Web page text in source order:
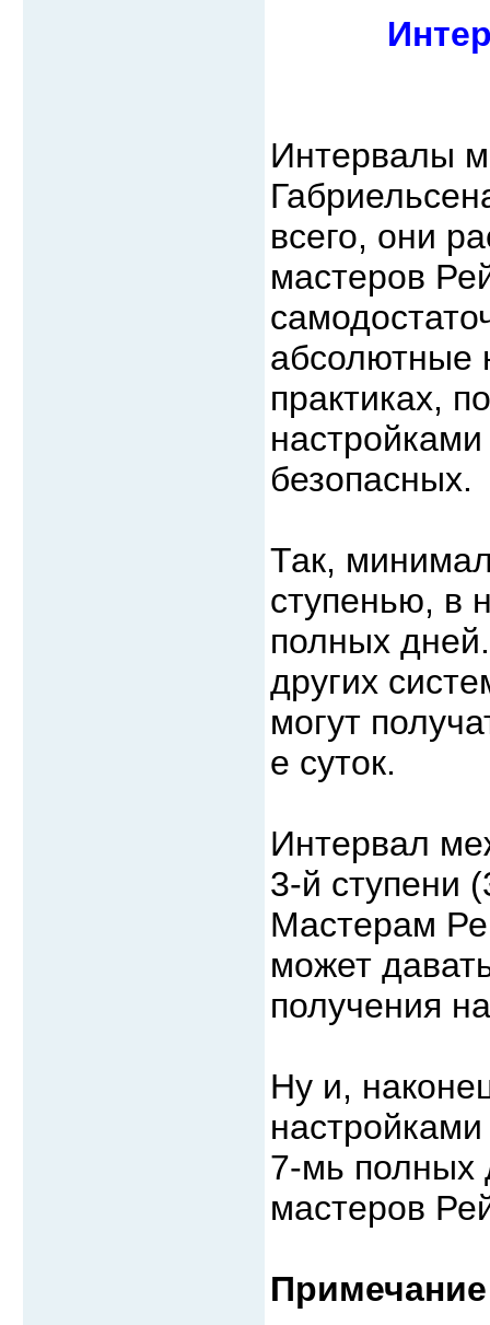
Интервалы
всего, они
мастеров
абсолютные
практиках,
безопасных.
Так,
ступенью, в
полных
других
могут
е суток.
Интервал
3-й ступени
Мастерам
может
получения
Ну и,
7-мь полных
мастеров